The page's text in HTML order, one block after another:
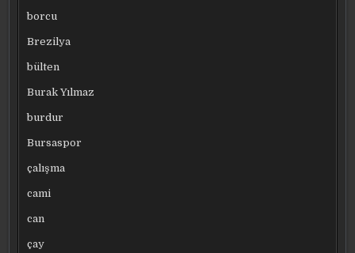
borcu
Brezilya
bülten
Burak Yılmaz
burdur
Bursaspor
çalışma
cami
can
çay